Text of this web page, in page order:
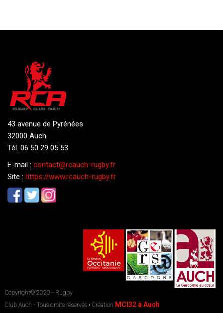
43 avenue de Pyrénées
32000 Auch
Tél. 06 50 29 05 53
E-mail : contact@rcauch-rugby.fr
Site : https://www.rcauch-rugby.fr
Copyright© 2020 - Rugby
Club Auch - Tous droits réservés • Création MCI32 à Auch